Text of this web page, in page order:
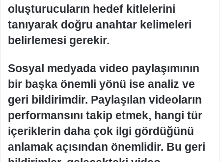
oluşturucuların hedef kitlelerini
tanıyarak doğru anahtar kelimeleri
belirlemesi gerekir.
Sosyal medyada video paylaşımının
bir başka önemli yönü ise analiz ve
geri bildirimdir. Paylaşılan videoların
performansını takip etmek, hangi tür
içeriklerin daha çok ilgi gördüğünü
anlamak açısından önemlidir. Bu geri